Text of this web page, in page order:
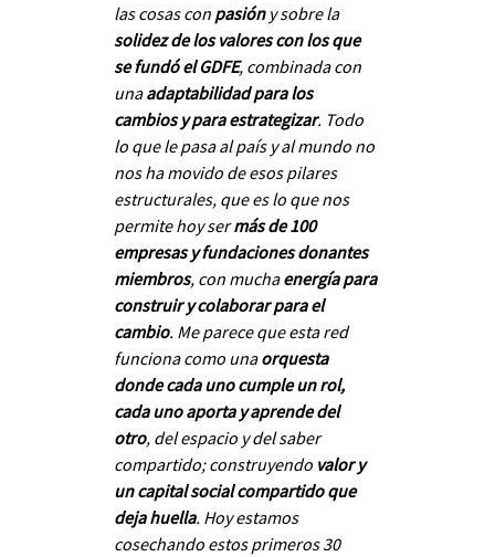
las cosas con pasión y sobre la
solidez de los valores con los que
se fundó el GDFE, combinada con
una adaptabilidad para los
cambios y para estrategizar. Todo
lo que le pasa al país y al mundo no
nos ha movido de esos pilares
estructurales, que es lo que nos
permite hoy ser más de 100
empresas y fundaciones donantes
miembros, con mucha energía para
construir y colaborar para el
cambio. Me parece que esta red
funciona como una orquesta
donde cada uno cumple un rol,
cada uno aporta y aprende del
otro, del espacio y del saber
compartido; construyendo valor y
un capital social compartido que
deja huella. Hoy estamos
cosechando estos primeros 30